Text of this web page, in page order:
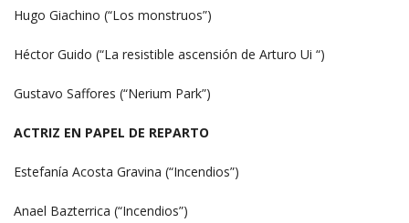
Hugo Giachino (“Los monstruos”)
Héctor Guido (“La resistible ascensión de Arturo Ui “)
Gustavo Saffores (“Nerium Park”)
ACTRIZ EN PAPEL DE REPARTO
Estefanía Acosta Gravina (“Incendios”)
Anael Bazterrica (“Incendios”)